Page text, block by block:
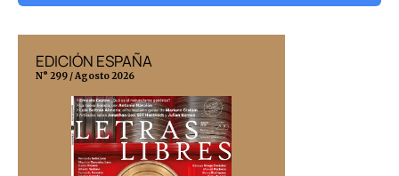
EDICIÓN ESPAÑA
N° 299 / Agosto 2026